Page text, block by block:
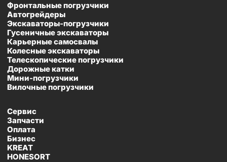
Фронтальные погрузчики
Автогрейдеры
Экскаваторы-погрузчики
Гусеничные экскаваторы
Карьерные самосвалы
Колесные экскаваторы
Телескопические погрузчики
Дорожные катки
Мини-погрузчики
Вилочные погрузчики
Сервис
Запчасти
Оплата
Бизнес
KREAT
HONESORT